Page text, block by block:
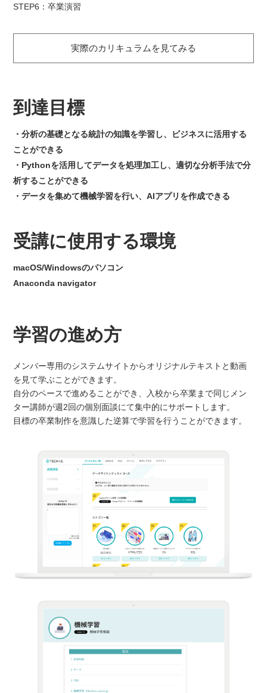
STEP6：卒業演習
実際のカリキュラムを見てみる
到達目標
分析の基礎となる統計の知識を学習し、ビジネスに活用する
ことができる
Pythonを活用してデータを処理加工し、適切な分析手法で分
析することができる
データを集めて機械学習を行い、AIアプリを作成できる
受講に使用する環境
macOS/Windowsのパソコン
Anaconda navigator
学習の進め方
メンバー専用のシステムサイトからオリジナルテキストと動画
を見て学ぶことができます。
自分のペースで進めることができ、入校から卒業まで同じメン
ター講師が週2回の個別面談にて集中的にサポートします。
目標の卒業制作を意識した逆算で学習を行うことができます。